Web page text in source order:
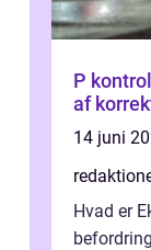
P
af
14 juni
Hvad er